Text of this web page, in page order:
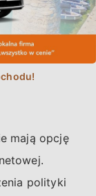
mają opcję
polityki